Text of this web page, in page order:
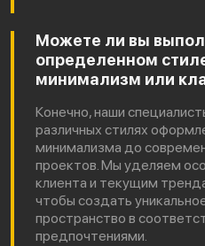
Можете ли вы
определенном
минимализм или
Конечно, наши
различных стилях
минимализма до
проектов. Мы уделяем
клиента и текущим
чтобы создать
пространство в
предпочтениями.